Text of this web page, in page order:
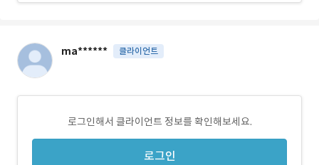
ma****** 클라이언트
로그인해서 클라이언트 정보를 확인해보세요.
로그인